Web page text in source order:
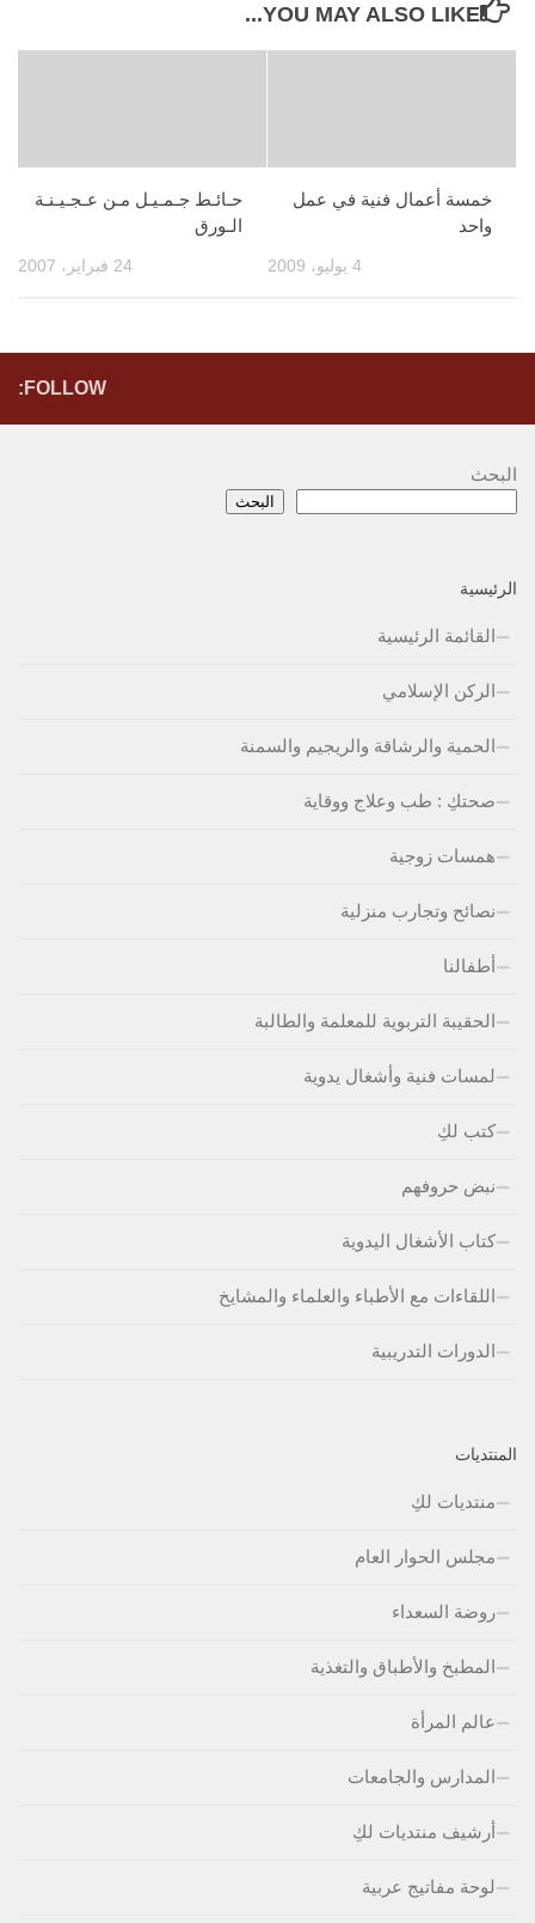
YOU MAY ALSO LIKE...
حـائـط جـمـيـل مـن عـجـيـنـة
الـورق
24 فبراير، 2007
خمسة أعمال فنية في عمل
واحد
4 يوليو، 2009
FOLLOW:
البحث
البحث
الرئيسية
القائمة الرئيسية
الركن الإسلامي
الحمية والرشاقة والريجيم والسمنة
صحتكِ : طب وعلاج ووقاية
همسات زوجية
نصائح وتجارب منزلية
أطفالنا
الحقيبة التربوية للمعلمة والطالبة
لمسات فنية وأشغال يدوية
كتب لكِ
نبض حروفهم
كتاب الأشغال اليدوية
اللقاءات مع الأطباء والعلماء والمشايخ
الدورات التدريبية
المنتديات
منتديات لكِ
مجلس الحوار العام
روضة السعداء
المطبخ والأطباق والتغذية
عالم المرأة
المدارس والجامعات
أرشيف منتديات لكِ
لوحة مفاتيج عربية